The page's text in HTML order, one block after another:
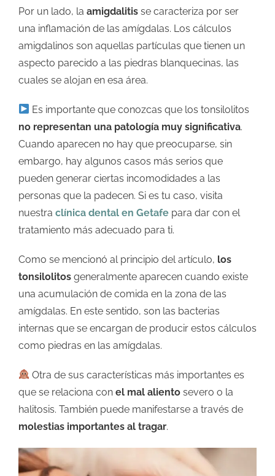
Por un lado, la amigdalitis se caracteriza por ser
una inflamación de las amígdalas. Los cálculos
amigdalinos son aquellas partículas que tienen un
aspecto parecido a las piedras blanquecinas, las
cuales se alojan en esa área.
Es importante que conozcas que los tonsilolitos
no representan una patología muy significativa.
Cuando aparecen no hay que preocuparse, sin
embargo, hay algunos casos más serios que
pueden generar ciertas incomodidades a las
personas que la padecen. Si es tu caso, visita
nuestra clínica dental en Getafe para dar con el
tratamiento más adecuado para ti.
Como se mencionó al principio del artículo, los
tonsilolitos generalmente aparecen cuando existe
una acumulación de comida en la zona de las
amígdalas. En este sentido, son las bacterias
internas que se encargan de producir estos cálculos
como piedras en las amígdalas.
Otra de sus características más importantes es
que se relaciona con el mal aliento severo o la
halitosis. También puede manifestarse a través de
molestias importantes al tragar.